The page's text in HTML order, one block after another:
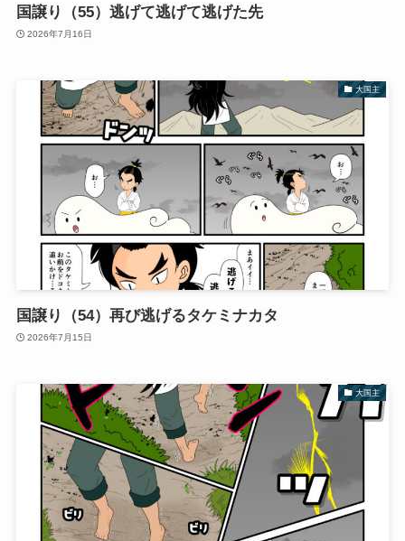
国譲り（55）逃げて逃げて逃げた先
2026年7月16日
大国主
国譲り（54）再び逃げるタケミナカタ
2026年7月15日
大国主